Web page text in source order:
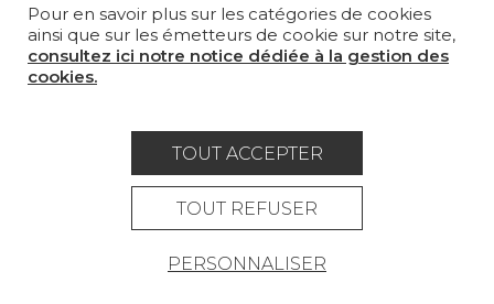
OÙ NOUS TROUVER ?
Carrière Contact
Lexique
Mentions légales
données
Pour en savoir plus sur les catégories de cookies
ainsi que sur les émetteurs de cookie sur notre site,
consultez ici notre notice dédiée à la gestion des
cookies.
TOUT ACCEPTER
TOUT REFUSER
PERSONNALISER